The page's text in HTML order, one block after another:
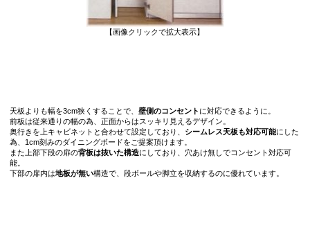
【画像クリックで拡大表示】
天板よりも幅を3cm狭くすることで、 壁側のコンセント に対応できるように。
前板は従来通りの幅の為、正面からはスッキリ見えるデザイン。
奥行きを上キャビネットと合わせて設定しており、 シームレス天板も対応可能にした
為、1cm刻みのダイニングボードをご提案頂けます。
また上部下段の扉の背板は抜いた構造にしており、穴あけ無しでコンセント対応可
能。
下部の扉内は地板が無い構造で、段ボールや脚立を収納するのに優れています。